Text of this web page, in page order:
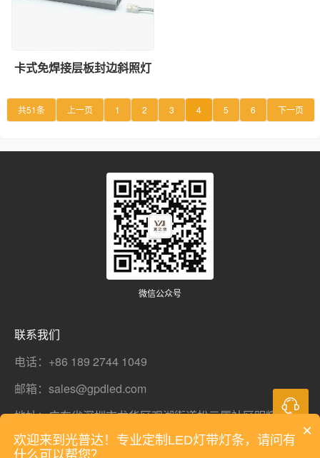
卡式免焊接层板封边斜照灯
共51条 上一页 1 2 3 4 5 6 下一页
微信公众号
联系我们
电话：+86 189 2744 1049
邮箱：sales@gpdled.com
地址：广东省深圳市龙华区观湖街道松元厦社区明辉工业
园279号2栋6楼
×
欢迎来到光普达！专业定制LED灯带灯条，请问有
什么可以帮您？